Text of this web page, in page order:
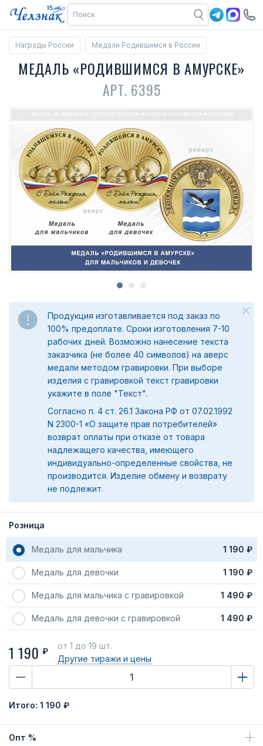
Награды России Медали Родившимся в России
МЕДАЛЬ «РОДИВШИМСЯ В АМУРСКЕ»
АРТ. 6395
Продукция изготавливается под заказ по
100% предоплате. Сроки изготовления 7-10
рабочих дней. Возможно нанесение текста
заказчика (не более 40 символов) на аверс
медали методом гравировки. При выборе
изделия с гравировкой текст гравировки
укажите в поле "Текст".
Согласно п. 4 ст. 26.1 Закона РФ от 07.02.1992
N 2300-1 «О защите прав потребителей»
возврат оплаты при отказе от товара
надлежащего качества, имеющего
индивидуально-определенные свойства, не
производится. Изделие обмену и возврату
не подлежит.
Розница
Медаль для мальчика 1 190 ₽
Медаль для девочки 1 190 ₽
Медаль для мальчика с гравировкой 1 490 ₽
Медаль для девочки с гравировкой 1 490 ₽
1 190 ₽
от 1 до 19 шт.
Другие тиражи и цены
Итого: 1 190 ₽
Опт %